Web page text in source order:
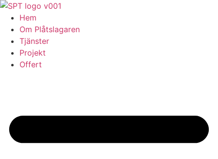
Skip
content
Hem
Om Plåtslagaren
Tjänster
Projekt
Offert